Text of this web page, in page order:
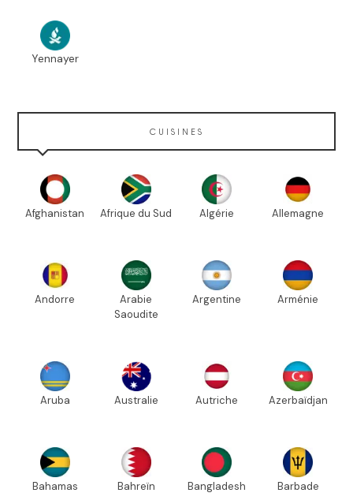
Yennayer
CUISINES
Afghanistan Afrique du Sud Algérie Allemagne
Andorre
Arabie
Saoudite
Argentine Arménie
Aruba Australie Autriche Azerbaïdjan
Bahamas Bahreïn Bangladesh Barbade